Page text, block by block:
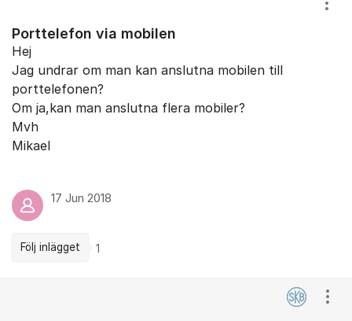
Porttelefon via mobilen
Hej
Jag undrar om man kan anslutna mobilen till
porttelefonen?
Om ja,kan man anslutna flera mobiler?
Mvh
Mikael
17 Jun 2018
Följ inlägget 1